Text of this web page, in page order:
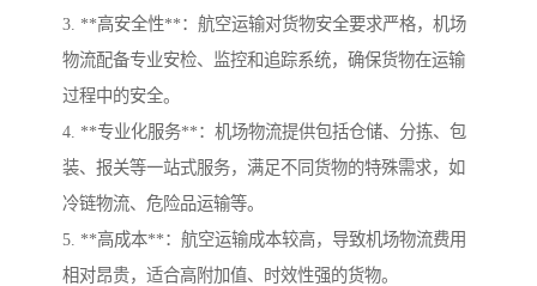
3. **高安全性**：航空运输对货物安全要求严格，机场
物流配备专业安检、监控和追踪系统，确保货物在运输
过程中的安全。
4. **专业化服务**：机场物流提供包括仓储、分拣、包
装、报关等一站式服务，满足不同货物的特殊需求，如
冷链物流、危险品运输等。
5. **高成本**：航空运输成本较高，导致机场物流费用
相对昂贵，适合高附加值、时效性强的货物。